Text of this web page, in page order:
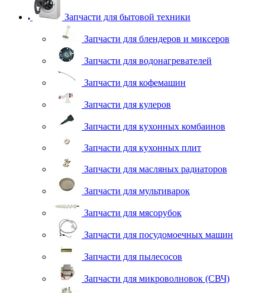
Запчасти для бытовой техники
Запчасти для блендеров и миксеров
Запчасти для водонагревателей
Запчасти для кофемашин
Запчасти для кулеров
Запчасти для кухонных комбаинов
Запчасти для кухонных плит
Запчасти для масляных радиаторов
Запчасти для мультиварок
Запчасти для мясорубок
Запчасти для посудомоечных машин
Запчасти для пылесосов
Запчасти для микроволновок (СВЧ)